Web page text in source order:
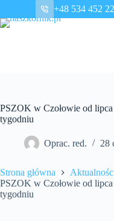
treści
+48 534 452
PSZOK w Czołowie od
tygodniu
Oprac. red. 28
Strona główna
PSZOK w Czołowie od
tygodniu